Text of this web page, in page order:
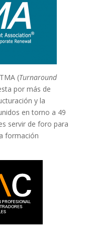
(Turnaround
por más de
y la
en torno a 49
servir de foro para
formación